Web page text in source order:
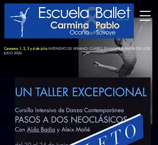
Cerramos 1, 2, 3 y 4 de Julio INTENSIVO DE VERANO: CUATRO SEMANAS A PARTIR DEL 6 DE
JULIO 2026